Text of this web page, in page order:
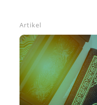
Artikel